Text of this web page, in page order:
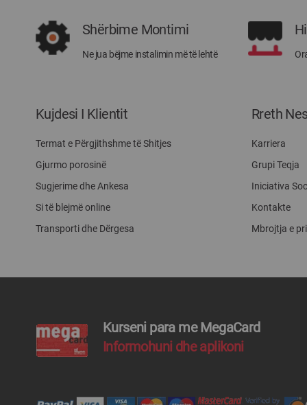
Shërbime Montimi
Ne jua bëjme instalimin më të lehtë
Kujdesi I Klientit
Termat e Përgjithshme të Shitjes
Gjurmo porosinë
Sugjerime dhe Ankesa
Si të blejmë online
Transporti dhe Dërgesa
Rreth
Karriera
Grupi Teqja
Iniciativa
Kontakte
Mbrojtja e
Kurseni para me MegaCard
Informohuni dhe aplikoni